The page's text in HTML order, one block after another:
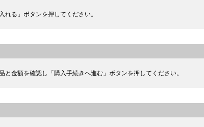
れる」ボタンを押してください。
と金額を確認し「購入手続きへ進む」ボタンを押してください。